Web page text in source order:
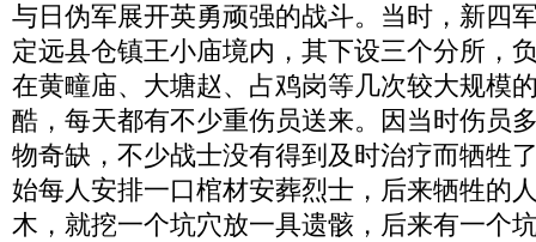
与日伪军展开英勇顽强的战斗。当时，新四
定远县仓镇王小庙境内，其下设三个分所，
在黄疃庙、大塘赵、占鸡岗等几次较大规模
酷，每天都有不少重伤员送来。因当时伤员
物奇缺，不少战士没有得到及时治疗而牺牲
始每人安排一口棺材安葬烈士，后来牺牲的
木，就挖一个坑穴放一具遗骸，后来有一个